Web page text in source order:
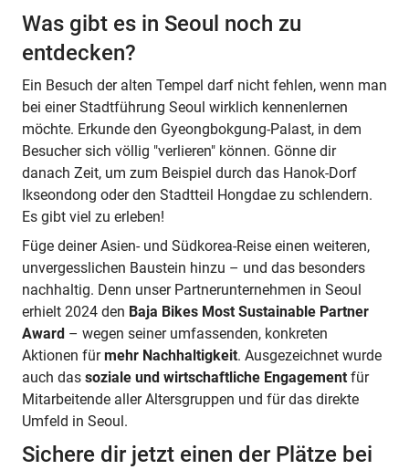
Was gibt es in Seoul noch zu
entdecken?
Ein Besuch der alten Tempel darf nicht fehlen, wenn man
bei einer Stadtführung Seoul wirklich kennenlernen
möchte. Erkunde den Gyeongbokgung-Palast, in dem
Besucher sich völlig "verlieren" können. Gönne dir
danach Zeit, um zum Beispiel durch das Hanok-Dorf
Ikseondong oder den Stadtteil Hongdae zu schlendern.
Es gibt viel zu erleben!
Füge deiner Asien- und Südkorea-Reise einen weiteren,
unvergesslichen Baustein hinzu – und das besonders
nachhaltig. Denn unser Partnerunternehmen in Seoul
erhielt 2024 den Baja Bikes Most Sustainable Partner
Award – wegen seiner umfassenden, konkreten
Aktionen fürmehr Nachhaltigkeit. Ausgezeichnet wurde
auch das soziale und wirtschaftliche Engagement für
Mitarbeitende aller Altersgruppen und für das direkte
Umfeld in Seoul.
Sichere dir jetzt einen der Plätze bei